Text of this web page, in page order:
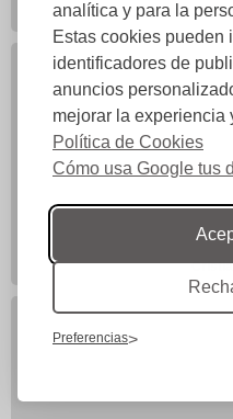
analítica y para la
Estas cookies pueden
identificadores de
anuncios
mejorar la experiencia
Política de Cookies
Cómo usa Google tus
Preferencias
CORRIDA DE